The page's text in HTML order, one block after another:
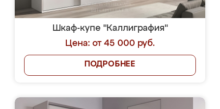
Шкаф-купе "Каллиграфия"
Цена: от 45 000 руб.
ПОДРОБНЕЕ